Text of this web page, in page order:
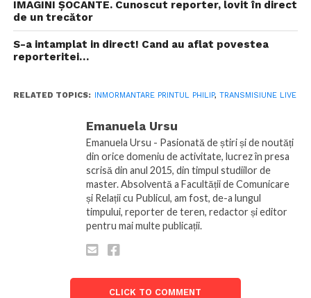
IMAGINI ȘOCANTE. Cunoscut reporter, lovit în direct
de un trecător
S-a intamplat in direct! Cand au aflat povestea
reporteritei…
RELATED TOPICS: INMORMANTARE PRINTUL PHILIP, TRANSMISIUNE LIVE
Emanuela Ursu
Emanuela Ursu - Pasionată de știri și de noutăți
din orice domeniu de activitate, lucrez în presa
scrisă din anul 2015, din timpul studiilor de
master. Absolventă a Facultății de Comunicare
și Relații cu Publicul, am fost, de-a lungul
timpului, reporter de teren, redactor și editor
pentru mai multe publicații.
CLICK TO COMMENT